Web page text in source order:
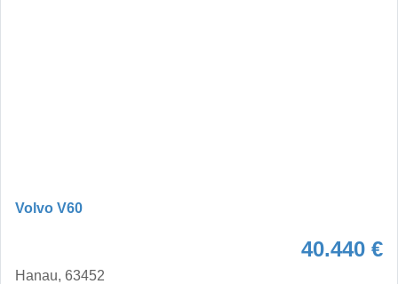
Volvo V60
40.440 €
Hanau, 63452